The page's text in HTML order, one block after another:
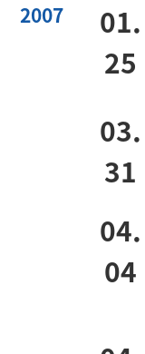
2007
01.
25
03.
31
04.
04